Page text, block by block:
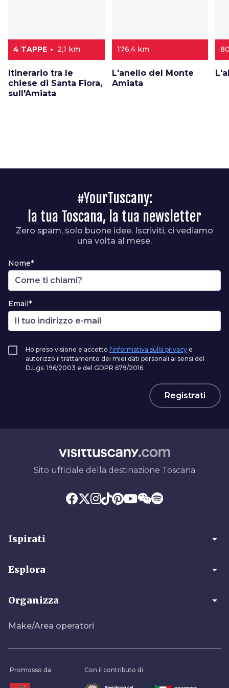
4 TAPPE 2,1 km
Itinerario tra le
chiese di Santa Fiora,
sull'Amiata
176,4 km
L'anello del Monte
Amiata
#YourTuscany:
la tua Toscana, la tua newsletter
Zero spam, solo buone idee. Iscriviti, ci vediamo
una volta al mese.
Nome*
Email*
Ho preso visione e accetto l'informativa sulla privacy e
autorizzo il trattamento dei miei dati personali ai sensi del
D.Lgs. 196/2003 e del GDPR 679/2016.
Registrati
Sito ufficiale della destinazione Toscana
Ispirati arrow_drop_down
Esplora arrow_drop_down
Organizza arrow_drop_down
Make/Area operatori
Promosso da Con il contributo di